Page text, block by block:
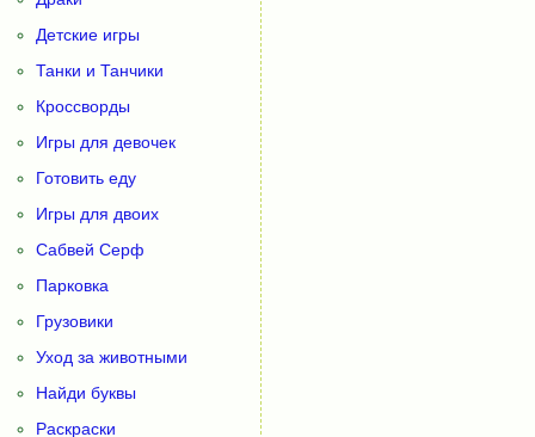
Детские игры
Танки и Танчики
Кроссворды
Игры для девочек
Готовить еду
Игры для двоих
Сабвей Серф
Парковка
Грузовики
Уход за животными
Найди буквы
Раскраски